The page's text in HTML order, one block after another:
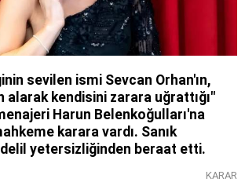
sevilen ismi Sevcan Orhan'ın,
kendisini zarara uğrattığı"
Harun Belenkoğulları'na
karara vardı. Sanık
yetersizliğinden beraat etti.
KARAR